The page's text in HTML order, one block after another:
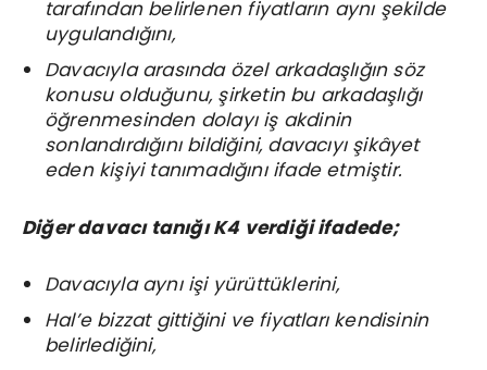
tarafından belirlenen fiyatların aynı şekilde
uygulandığını,
Davacıyla arasında özel arkadaşlığın söz
konusu olduğunu, şirketin bu arkadaşlığı
öğrenmesinden dolayı iş akdinin
sonlandırdığını bildiğini, davacıyı şikâyet
eden kişiyi tanımadığını ifade etmiştir.
Diğer davacı tanığı K4 verdiği ifadede;
Davacıyla aynı işi yürüttüklerini,
Hal’e bizzat gittiğini ve fiyatları kendisinin
belirlediğini,